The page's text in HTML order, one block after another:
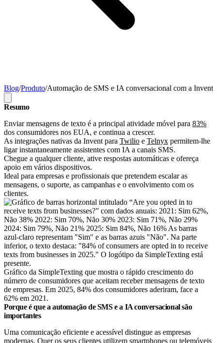
Blog/Produto/Automação de SMS e IA conversacional com a Invent
Resumo
Enviar mensagens de texto é a principal atividade móvel para 83%
dos consumidores nos EUA, e continua a crescer.
As integrações nativas da Invent para Twilio e Telnyx permitem-lhe
ligar instantaneamente assistentes com IA a canais SMS.
Chegue a qualquer cliente, ative respostas automáticas e ofereça
apoio em vários dispositivos.
Ideal para empresas e profissionais que pretendem escalar as
mensagens, o suporte, as campanhas e o envolvimento com os
clientes.
Gráfico da SimpleTexting que mostra o rápido crescimento do
número de consumidores que aceitam receber mensagens de texto
de empresas. Em 2025, 84% dos consumidores aderiram, face a
62% em 2021.
Porque é que a automação de SMS e a IA conversacional são
importantes
Uma comunicação eficiente e acessível distingue as empresas
modernas. Quer os seus clientes utilizem smartphones ou telemóveis